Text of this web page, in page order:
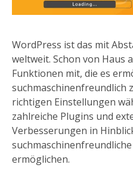
WordPress ist das mit
weltweit. Schon von Haus
Funktionen mit, die es
suchmaschinenfreundlich
richtigen Einstellungen
zahlreiche Plugins und
Verbesserungen in
ermöglichen.